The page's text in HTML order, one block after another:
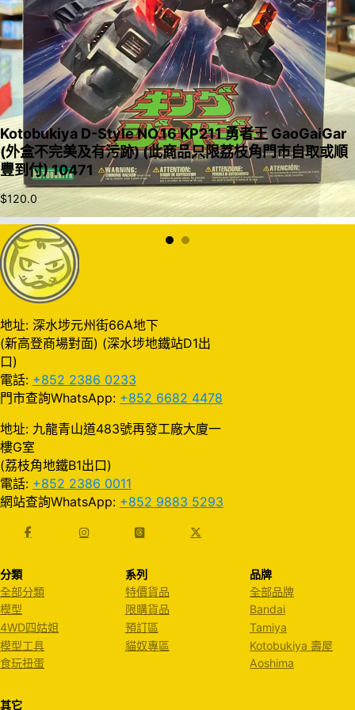
入購物車
Kotobukiya D-Style NO.16 KP211 勇者王 GaoGaiGar
(外盒不完美及有污跡) (此商品只限荔枝角門市自取或順
豐到付) 10471
$120.0
地址: 深水埗元州街66A地下
(新高登商場對面) (深水埗地鐵站D1出
口)
電話: +852 2386 0233
門市查詢WhatsApp: +852 6682 4478
地址: 九龍青山道483號再發工廠大廈一
樓G室
(荔枝角地鐵B1出口)
電話: +852 2386 0011
網站查詢WhatsApp: +852 9883 5293
分類
全部分類
模型
4WD四姑姐
模型工具
食玩扭蛋
系列
特價貨品
限購貨品
預訂區
貓奴專區
品牌
全部品牌
Bandai
Tamiya
Kotobukiya 壽屋
Aoshima
其它